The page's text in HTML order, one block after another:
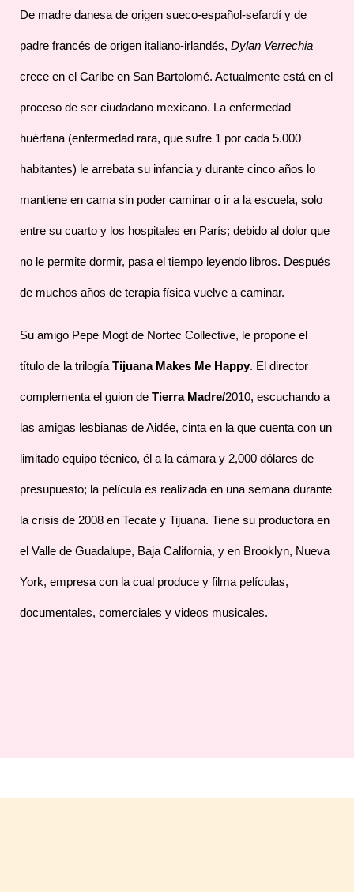
De madre danesa de origen sueco-español-sefardí y de
padre francés de origen italiano-irlandés, Dylan Verrechia
crece en el Caribe en San Bartolomé. Actualmente está en el
proceso de ser ciudadano mexicano. La enfermedad
huérfana (enfermedad rara, que sufre 1 por cada 5.000
habitantes) le arrebata su infancia y durante cinco años lo
mantiene en cama sin poder caminar o ir a la escuela, solo
entre su cuarto y los hospitales en París; debido al dolor que
no le permite dormir, pasa el tiempo leyendo libros. Después
de muchos años de terapia física vuelve a caminar.
Su amigo Pepe Mogt de Nortec Collective, le propone el
título de la trilogía Tijuana Makes Me Happy. El director
complementa el guion de Tierra Madre/2010, escuchando a
las amigas lesbianas de Aidée, cinta en la que cuenta con un
limitado equipo técnico, él a la cámara y 2,000 dólares de
presupuesto; la película es realizada en una semana durante
la crisis de 2008 en Tecate y Tijuana. Tiene su productora en
el Valle de Guadalupe, Baja California, y en Brooklyn, Nueva
York, empresa con la cual produce y filma películas,
documentales, comerciales y videos musicales.